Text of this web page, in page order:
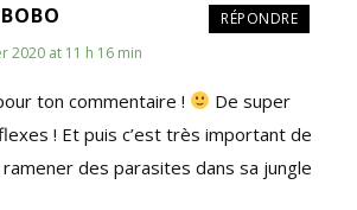
RÉPONDRE
2020 at 11 h 16 min
ton commentaire !
De super
! Et puis c’est très important de
des parasites dans sa jungle